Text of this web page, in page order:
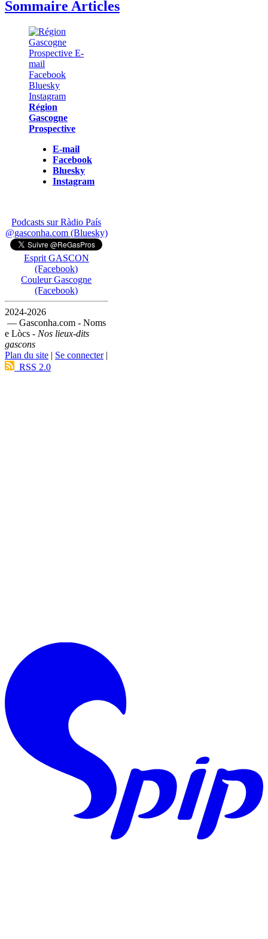
Sommaire Articles
Région
Gascogne
Prospective
E-mail
Facebook
Bluesky
Instagram
Podcasts sur Ràdio País
@gasconha.com (Bluesky)
Esprit GASCON
(Facebook)
Couleur Gascogne
(Facebook)
2024-2026
— Gasconha.com - Noms
e Lòcs - Nos lieux-dits
gascons
Plan du site | Se connecter|
RSS 2.0